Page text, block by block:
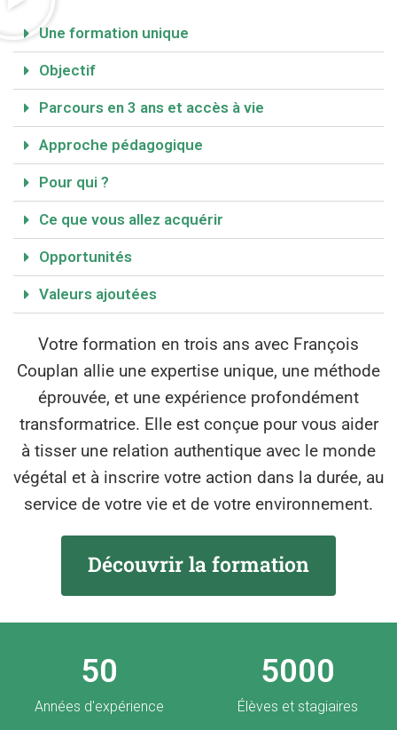
Une formation unique
Objectif
Parcours en 3 ans et accès à vie
Approche pédagogique
Pour qui ?
Ce que vous allez acquérir
Opportunités
Valeurs ajoutées
Votre formation en trois ans avec François
Couplan allie une expertise unique, une méthode
éprouvée, et une expérience profondément
transformatrice. Elle est conçue pour vous aider
à tisser une relation authentique avec le monde
végétal et à inscrire votre action dans la durée, au
service de votre vie et de votre environnement.
Découvrir la formation
50
Années d'expérience
5000
Élèves et stagiaires